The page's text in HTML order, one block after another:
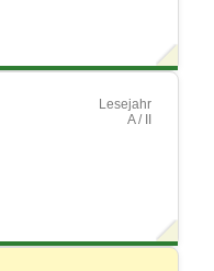
Lesejahr
A / II